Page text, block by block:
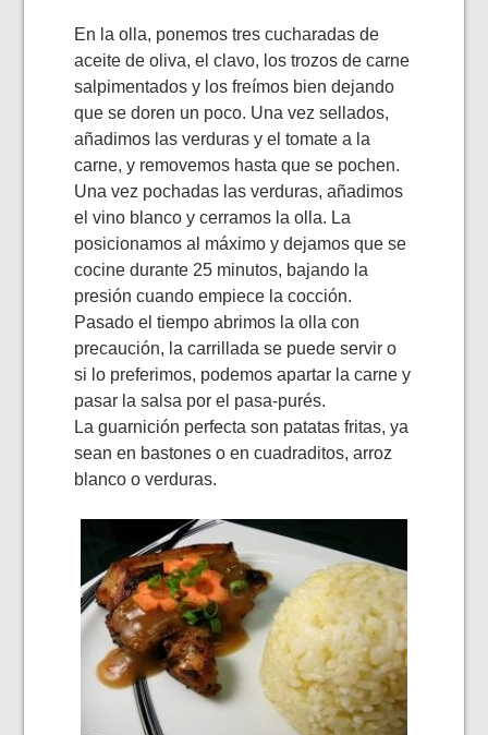
En la olla, ponemos tres cucharadas de
aceite de oliva, el clavo, los trozos de carne
salpimentados y los freímos bien dejando
que se doren un poco. Una vez sellados,
añadimos las verduras y el tomate a la
carne, y removemos hasta que se pochen.
Una vez pochadas las verduras, añadimos
el vino blanco y cerramos la olla. La
posicionamos al máximo y dejamos que se
cocine durante 25 minutos, bajando la
presión cuando empiece la cocción.
Pasado el tiempo abrimos la olla con
precaución, la carrillada se puede servir o
si lo preferimos, podemos apartar la carne y
pasar la salsa por el pasa-purés.
La guarnición perfecta son patatas fritas, ya
sean en bastones o en cuadraditos, arroz
blanco o verduras.